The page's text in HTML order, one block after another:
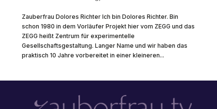
Zauberfrau Dolores Richter Ich bin Dolores Richter. Bin
schon 1980 in dem Vorläufer Projekt hier vom ZEGG und das
ZEGG heißt Zentrum für experimentelle
Gesellschaftsgestaltung. Langer Name und wir haben das
praktisch 10 Jahre vorbereitet in einer kleineren...